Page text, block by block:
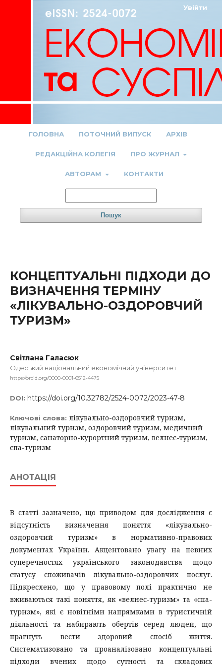
ГОЛОВНА ПОТОЧНИЙ ВИПУСК АРХІВ
РЕДАКЦІЙНА КОЛЕГІЯ ПРО ЖУРНАЛ
АВТОРАМ КОНТАКТИ
Пошук
Увійти
КОНЦЕПТУАЛЬНІ ПІДХОДИ ДО
ВИЗНАЧЕННЯ ТЕРМІНУ
«ЛІКУВАЛЬНО-ОЗДОРОВЧИЙ
ТУРИЗМ»
Світлана Галасюк
Одеський національний економічний університет
https://orcid.org/0000-0001-6512-4475
DOI: https://doi.org/10.32782/2524-0072/2023-47-8
Ключові слова: лікувально-оздоровчий туризм,
лікувальний туризм, оздоровчий туризм, медичний
туризм, санаторно-курортний туризм, велнес-туризм,
спа-туризм
АНОТАЦІЯ
В статті зазначено, що приводом для дослідження є
відсутність визначення поняття «лікувально-
оздоровчий туризм» в нормативно-правових
документах України. Акцентовано увагу на певних
суперечностях українського законодавства щодо
статусу споживачів лікувально-оздоровчих послуг.
Підкреслено, що у правовому полі практично не
вживаються такі поняття, як «велнес-туризм» та «спа-
туризм», які є новітніми напрямками в туристичній
діяльності та набирають обертів серед людей, що
прагнуть вести здоровий спосіб життя.
Систематизовано та проаналізовано концептуальні
підходи вчених щодо сутності та складових